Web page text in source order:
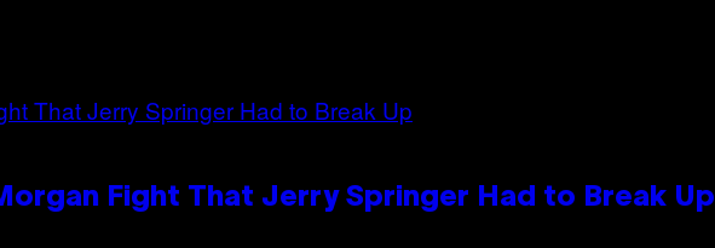
Fight That Jerry Springer Had to Break Up